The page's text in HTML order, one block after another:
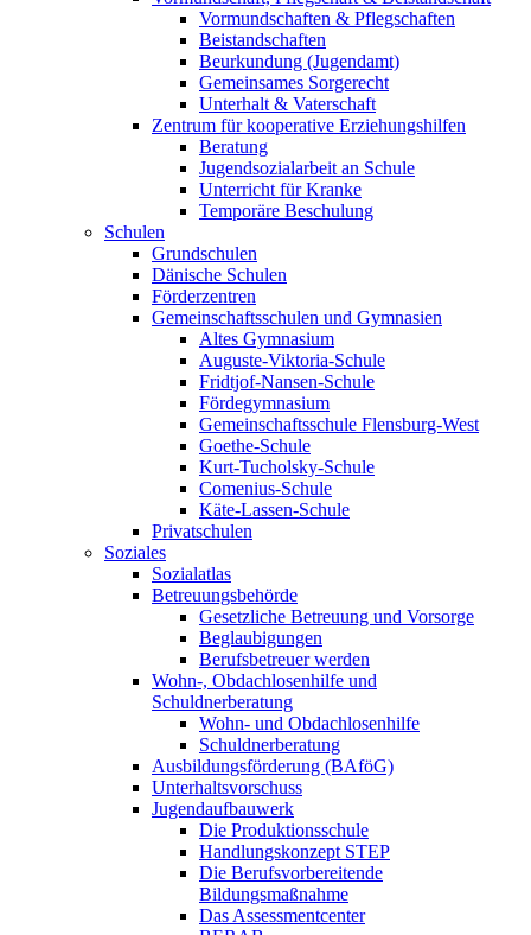
Vormundschaften & Pflegschaften
Beistandschaften
Beurkundung (Jugendamt)
Gemeinsames Sorgerecht
Unterhalt & Vaterschaft
Zentrum für kooperative Erziehungshilfen
Beratung
Jugendsozialarbeit an Schule
Unterricht für Kranke
Temporäre Beschulung
Schulen
Grundschulen
Dänische Schulen
Förderzentren
Gemeinschaftsschulen und Gymnasien
Altes Gymnasium
Auguste-Viktoria-Schule
Fridtjof-Nansen-Schule
Fördegymnasium
Gemeinschaftsschule Flensburg-West
Goethe-Schule
Kurt-Tucholsky-Schule
Comenius-Schule
Käte-Lassen-Schule
Privatschulen
Soziales
Sozialatlas
Betreuungsbehörde
Gesetzliche Betreuung und Vorsorge
Beglaubigungen
Berufsbetreuer werden
Wohn-, Obdachlosenhilfe und
Schuldnerberatung
Wohn- und Obdachlosenhilfe
Schuldnerberatung
Ausbildungsförderung (BAföG)
Unterhaltsvorschuss
Jugendaufbauwerk
Die Produktionsschule
Handlungskonzept STEP
Die Berufsvorbereitende
Bildungsmaßnahme
Das Assessmentcenter